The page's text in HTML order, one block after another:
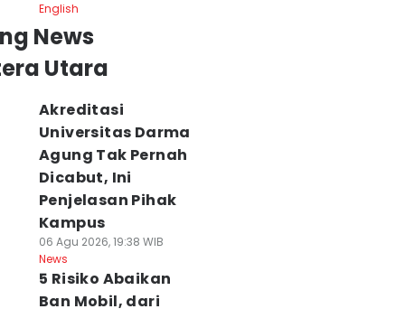
English
News
Utara
Akreditasi
Universitas Darma
Agung Tak Pernah
Dicabut, Ini
Penjelasan Pihak
Kampus
06 Agu 2026, 19:38 WIB
News
5 Risiko Abaikan
Ban Mobil, dari